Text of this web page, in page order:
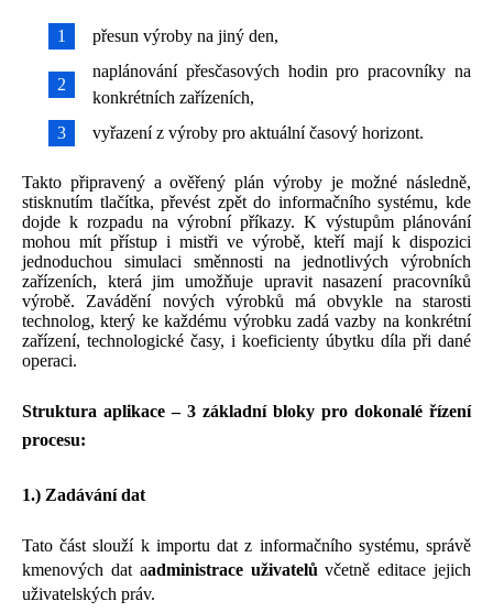
přesun výroby na jiný den,
naplánování přesčasových hodin pro pracovníky na
konkrétních zařízeních,
vyřazení z výroby pro aktuální časový horizont.
Takto připravený a ověřený plán výroby je možné následně,
stisknutím tlačítka, převést zpět do informačního systému, kde
dojde k rozpadu na výrobní příkazy. K výstupům plánování
mohou mít přístup i mistři ve výrobě, kteří mají k dispozici
jednoduchou simulaci směnnosti na jednotlivých výrobních
zařízeních, která jim umožňuje upravit nasazení pracovníků
výrobě. Zavádění nových výrobků má obvykle na starosti
technolog, který ke každému výrobku zadá vazby na konkrétní
zařízení, technologické časy, i koeficienty úbytku díla při dané
operaci.
Struktura aplikace – 3 základní bloky pro dokonalé řízení
procesu:
1.) Zadávání dat
Tato část slouží k importu dat z informačního systému, správě
kmenových dat aadministrace uživatelů včetně editace jejich
uživatelských práv.